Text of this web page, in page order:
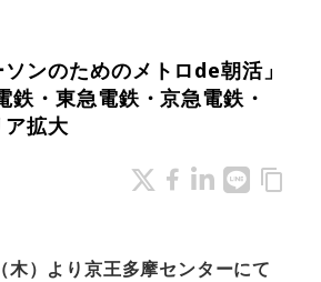
ソンのためのメトロde朝活」
鉄・東急電鉄・京急電鉄・
拡大
content_copy
）より京王多摩センターにて